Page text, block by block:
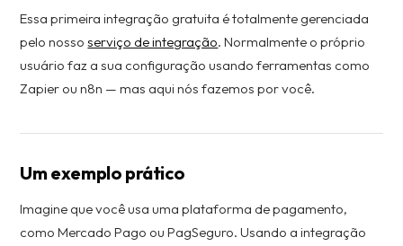
Essa primeira integração gratuita é totalmente gerenciada
pelo nossoserviço de integração. Normalmente o próprio
usuário faz a sua configuração usando ferramentas como
Zapier ou n8n — mas aqui nós fazemos por você.
Um exemplo prático
Imagine que você usa uma plataforma de pagamento,
como Mercado Pago ou PagSeguro. Usando a integração